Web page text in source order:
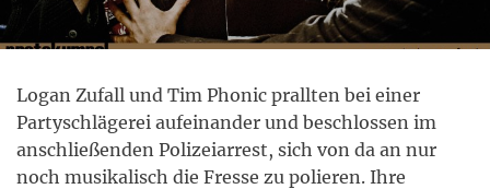
Logan Zufall und Tim Phonic prallten bei einer
Partyschlägerei aufeinander und beschlossen im
anschließenden Polizeiarrest, sich von da an nur
noch musikalisch die Fresse zu polieren. Ihre